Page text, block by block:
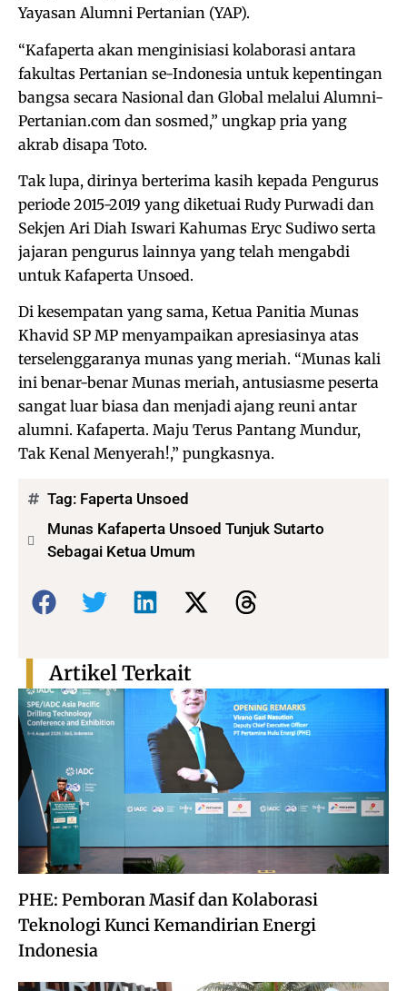
Yayasan Alumni Pertanian (YAP).
“Kafaperta akan menginisiasi kolaborasi antara
fakultas Pertanian se-Indonesia untuk kepentingan
bangsa secara Nasional dan Global melalui Alumni-
Pertanian.com dan sosmed,” ungkap pria yang
akrab disapa Toto.
Tak lupa, dirinya berterima kasih kepada Pengurus
periode 2015-2019 yang diketuai Rudy Purwadi dan
Sekjen Ari Diah Iswari Kahumas Eryc Sudiwo serta
jajaran pengurus lainnya yang telah mengabdi
untuk Kafaperta Unsoed.
Di kesempatan yang sama, Ketua Panitia Munas
Khavid SP MP menyampaikan apresiasinya atas
terselenggaranya munas yang meriah. “Munas kali
ini benar-benar Munas meriah, antusiasme peserta
sangat luar biasa dan menjadi ajang reuni antar
alumni. Kafaperta. Maju Terus Pantang Mundur,
Tak Kenal Menyerah!,” pungkasnya.
Tag: Faperta Unsoed
Munas Kafaperta Unsoed Tunjuk Sutarto
Sebagai Ketua Umum
Bagikan:
PHE: Pemboran Masif dan Kolaborasi
Teknologi Kunci Kemandirian Energi
Indonesia
Artikel Terkait